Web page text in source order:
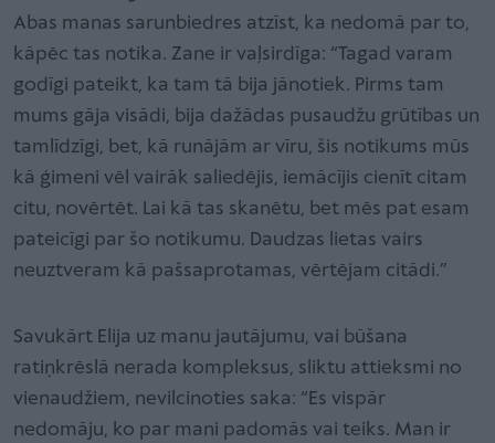
Abas manas sarunbiedres atzīst, ka nedomā par to,
kāpēc tas notika. Zane ir vaļsirdīga: “Tagad varam
godīgi pateikt, ka tam tā bija jānotiek. Pirms tam
mums gāja visādi, bija dažādas pusaudžu grūtības un
tamlīdzīgi, bet, kā runājām ar vīru, šis notikums mūs
kā ģimeni vēl vairāk saliedējis, iemācījis cienīt citam
citu, novērtēt. Lai kā tas skanētu, bet mēs pat esam
pateicīgi par šo notikumu. Daudzas lietas vairs
neuztveram kā pašsaprotamas, vērtējam citādi.”
Savukārt Elija uz manu jautājumu, vai būšana
ratiņkrēslā nerada kompleksus, sliktu attieksmi no
vienaudžiem, nevilcinoties saka: “Es vispār
nedomāju, ko par mani padomās vai teiks. Man ir